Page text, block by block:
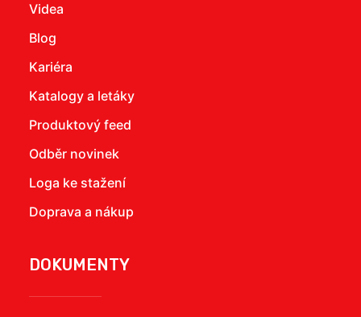
Videa
Blog
Kariéra
Katalogy a letáky
Produktový feed
Odběr novinek
Loga ke stažení
Doprava a nákup
DOKUMENTY